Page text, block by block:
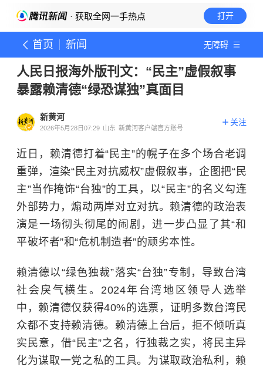
· 获取全网一手热点 打开
首页 新闻 无障碍
人民日报海外版刊文：“民主”虚假叙事
暴露赖清德​“绿恐谋独”真面目
新黄河
2026年5月28日07:29 山东 新黄河客户端官方账号
关注
近日，赖清德打着“民主”的幌子在多个场合老调
重弹，渲染“民主对抗威权”虚假叙事，企图把“民
主”当作掩饰“台独”的工具，以“民主”的名义勾连
外部势力，煽动两岸对立对抗。赖清德的政治表
演是一场彻头彻尾的闹剧，进一步凸显了其“和
平破坏者”和“危机制造者”的顽劣本性。
赖清德以“绿色独裁”落实“台独”专制，导致台湾
社会戾气横生。2024年台湾地区领导人选举
中，赖清德仅获得40%的选票，证明多数台湾民
众都不支持赖清德。赖清德上台后，拒不倾听真
实民意，借“民主”之名，行独裁之实，将民主异
化为谋取一党之私的工具。为谋取政治私利，赖